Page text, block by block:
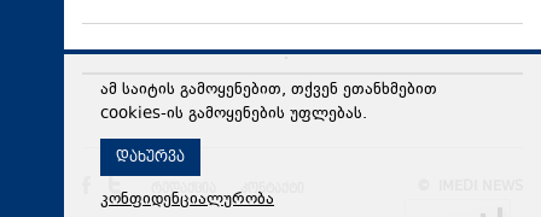
აბას არაღჩი: ამ მომენტში ჩვენ არ ვაწარმოებთ
არანაირ მოლაპარაკებებს შეერთებულ შტატებთან
ირანსა და შეერთებულ შტატებს შორის მოლაპარაკება
არ შედგება, სანამ არ შეწყდება უკვე მიღწეული
შეთანხმების დარღვევა, - აცხადებს ირანის საგარეო…
ამ საიტის გამოყენებით, თქვენ ეთანხმებით
cookies-ის გამოყენების უფლებას.
დახურვა
კონფიდენციალურობა